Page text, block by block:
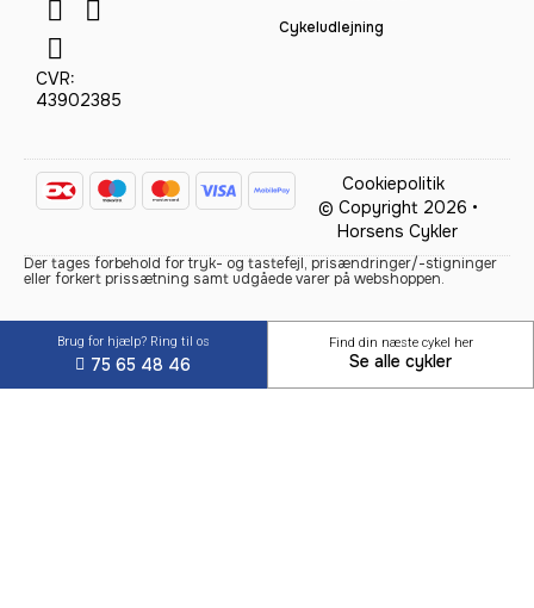
CVR:
43902385
Cykeludlejning
Cookiepolitik
© Copyright 2026 •
Horsens Cykler
Der tages forbehold for tryk- og tastefejl, prisændringer/-stigninger
eller forkert prissætning samt udgåede varer på webshoppen.
Brug for hjælp? Ring til os
75 65 48 46
Find din næste cykel her
Se alle cykler